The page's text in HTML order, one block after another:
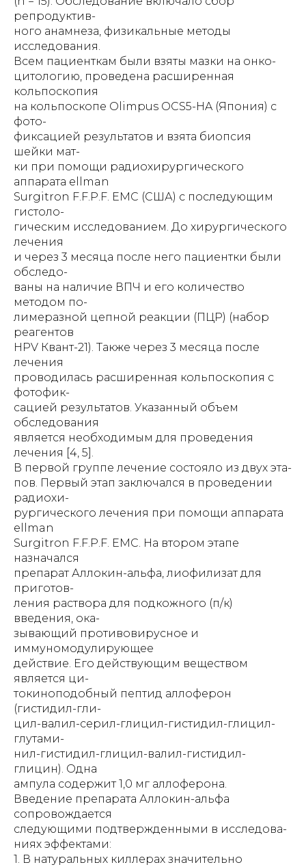
репродуктив-
ного анамнеза, физикальные методы
исследования.
Всем пациенткам были взяты мазки на онко-
цитологию, проведена расширенная
кольпоскопия
на кольпоскопе Olimpus OCS5-HA (Япония) с
фото-
фиксацией результатов и взята биопсия
шейки мат-
ки при помощи радиохирургического
аппарата ellman
Surgitron F.F.P.F. EMC (США) с последующим
гистоло-
гическим исследованием. До хирургического
лечения
и через 3 месяца после него пациентки были
обследо-
ваны на наличие ВПЧ и его количество
методом по-
лимеразной цепной реакции (ПЦР) (набор
реагентов
HPV Квант-21). Также через 3 месяца после
лечения
проводилась расширенная кольпоскопия с
фотофик-
сацией результатов. Указанный объем
обследования
является необходимым для проведения
лечения [4, 5].
В первой группе лечение состояло из двух эта-
пов. Первый этап заключался в проведении
радиохи-
рургического лечения при помощи аппарата
ellman
Surgitron F.F.P.F. EMC. На втором этапе
назначался
препарат Аллокин-альфа, лиофилизат для
приготов-
ления раствора для подкожного (п/к)
введения, ока-
зывающий противовирусное и
иммуномодулирующее
действие. Его действующим веществом
является ци-
токиноподобный пептид аллоферон
(гистидил-гли-
цил-валил-серил-глицил-гистидил-глицил-
глутами-
нил-гистидил-глицил-валил-гистидил-
глицин). Одна
ампула содержит 1,0 мг аллоферона.
Введение препарата Аллокин-альфа
сопровождается
следующими подтвержденными в исследова-
ниях эффектами:
1. В натуральных киллерах значительно